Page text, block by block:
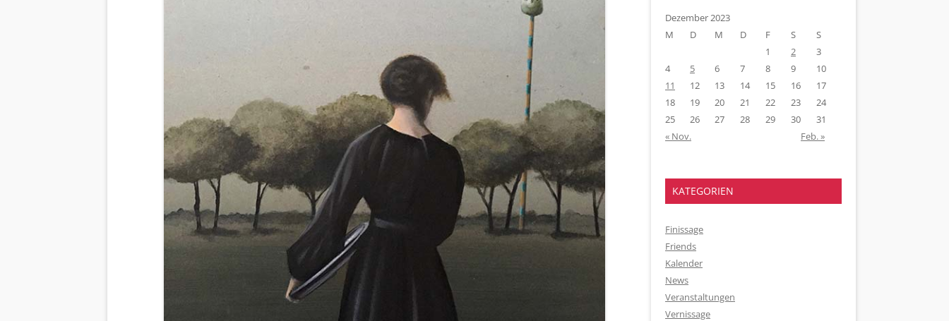
Dezember 2023
M
D M D F S
S
1
2
3
4
5 6 7 8 9
10
11
12 13 14 15 16
17
18
19 20 21 22 23
24
25
26 27 28 29 30
31
« Nov.
Feb. »
KATEGORIEN
Finissage
Friends
Kalender
News
Veranstaltungen
Vernissage